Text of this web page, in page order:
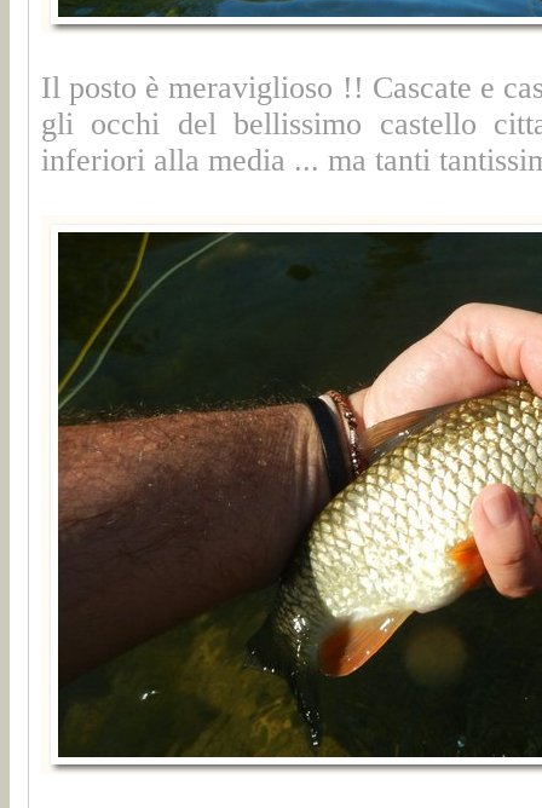
Il posto è meraviglioso !! Cascate e
gli occhi del bellissimo castello
inferiori alla media ... ma tanti